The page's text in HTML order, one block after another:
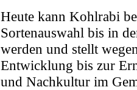
Heute kann Kohlrabi
Sortenauswahl bis in
werden und stellt
Entwicklung bis zur
und Nachkultur im